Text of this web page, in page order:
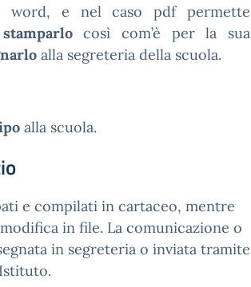
word, e nel caso pdf permette
stamparlocosì com’è per la sua
alla segreteria della scuola.
alla scuola.
e compilati in cartaceo, mentre
in file. La comunicazione o
in segreteria o inviata tramite